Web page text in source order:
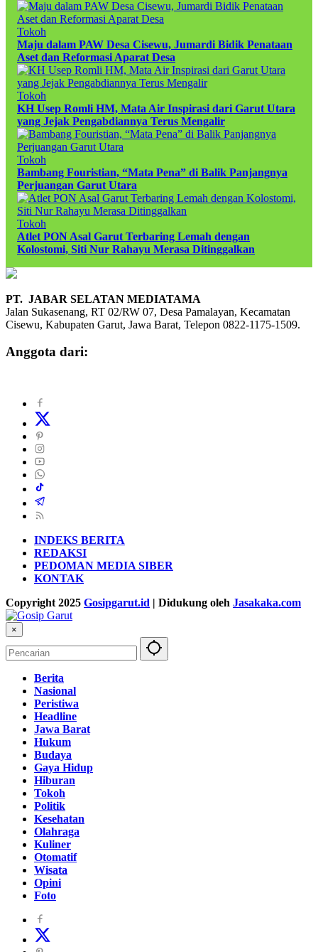
Tokoh
Maju dalam PAW Desa Cisewu, Jumardi Bidik Penataan
Aset dan Reformasi Aparat Desa
Tokoh
KH Usep Romli HM, Mata Air Inspirasi dari Garut Utara
yang Jejak Pengabdiannya Terus Mengalir
Tokoh
Bambang Fouristian, “Mata Pena” di Balik Panjangnya
Perjuangan Garut Utara
Tokoh
Atlet PON Asal Garut Terbaring Lemah dengan
Kolostomi, Siti Nur Rahayu Merasa Ditinggalkan
PT. JABAR SELATAN MEDIATAMA
Jalan Sukasenang, RT 02/RW 07, Desa Pamalayan, Kecamatan
Cisewu, Kabupaten Garut, Jawa Barat, Telepon 0822-1175-1509.
Anggota dari:
INDEKS BERITA
REDAKSI
PEDOMAN MEDIA SIBER
KONTAK
Copyright 2025 Gosipgarut.id | Didukung oleh Jasakaka.com
×
Berita
Nasional
Peristiwa
Headline
Jawa Barat
Hukum
Budaya
Gaya Hidup
Hiburan
Tokoh
Politik
Kesehatan
Olahraga
Kuliner
Otomatif
Wisata
Opini
Foto